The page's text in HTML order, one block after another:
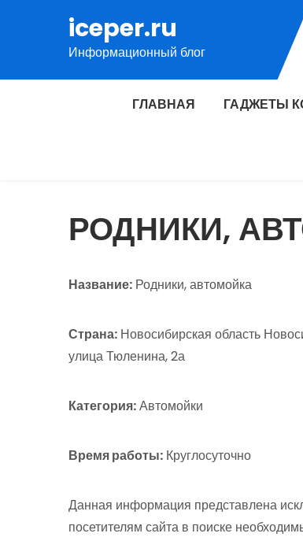
содержимому
iceper.ru
Информационный блог
ГЛАВНАЯ ГАДЖЕТЫ
РОДНИКИ,
Название: Родники, автомойка
Страна: Новосибирская область
улица Тюленина, 2а
Категория:Автомойки
Время работы: Круглосуточно
Данная информация представлена
посетителям сайта в поиске